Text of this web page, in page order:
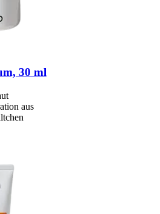
30 ml
aus